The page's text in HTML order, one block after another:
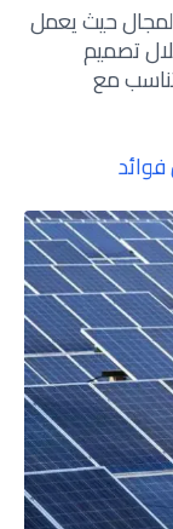
حيث يعمل
تصميم
مع